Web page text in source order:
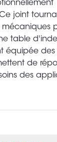
joint
mécaniques
table
équipée des
de
des